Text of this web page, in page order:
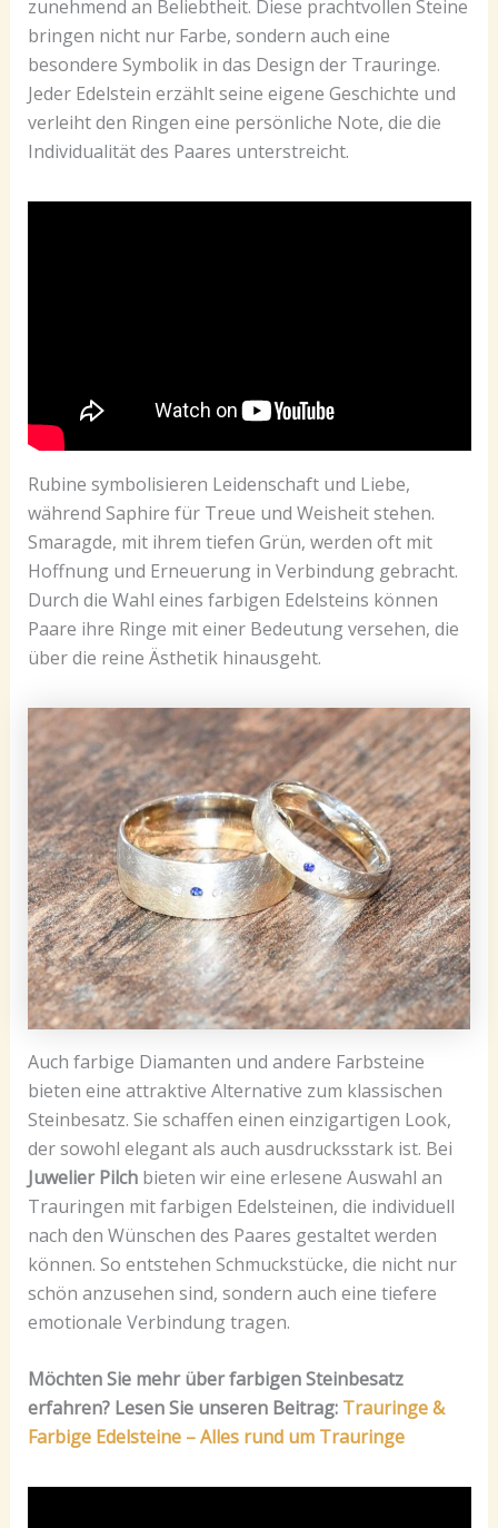
zunehmend an Beliebtheit. Diese prachtvollen Steine
bringen nicht nur Farbe, sondern auch eine
besondere Symbolik in das Design der Trauringe.
Jeder Edelstein erzählt seine eigene Geschichte und
verleiht den Ringen eine persönliche Note, die die
Individualität des Paares unterstreicht.
Rubine symbolisieren Leidenschaft und Liebe,
während Saphire für Treue und Weisheit stehen.
Smaragde, mit ihrem tiefen Grün, werden oft mit
Hoffnung und Erneuerung in Verbindung gebracht.
Durch die Wahl eines farbigen Edelsteins können
Paare ihre Ringe mit einer Bedeutung versehen, die
über die reine Ästhetik hinausgeht.
Auch farbige Diamanten und andere Farbsteine
bieten eine attraktive Alternative zum klassischen
Steinbesatz. Sie schaffen einen einzigartigen Look,
der sowohl elegant als auch ausdrucksstark ist. Bei
Juwelier Pilchbieten wir eine erlesene Auswahl an
Trauringen mit farbigen Edelsteinen, die individuell
nach den Wünschen des Paares gestaltet werden
können. So entstehen Schmuckstücke, die nicht nur
schön anzusehen sind, sondern auch eine tiefere
emotionale Verbindung tragen.
Möchten Sie mehr über farbigen Steinbesatz
erfahren? Lesen Sie unseren Beitrag: Trauringe &
Farbige Edelsteine – Alles rund um Trauringe